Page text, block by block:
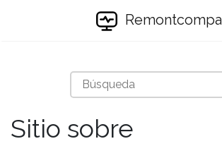
Remontcompa
Sitio sobre